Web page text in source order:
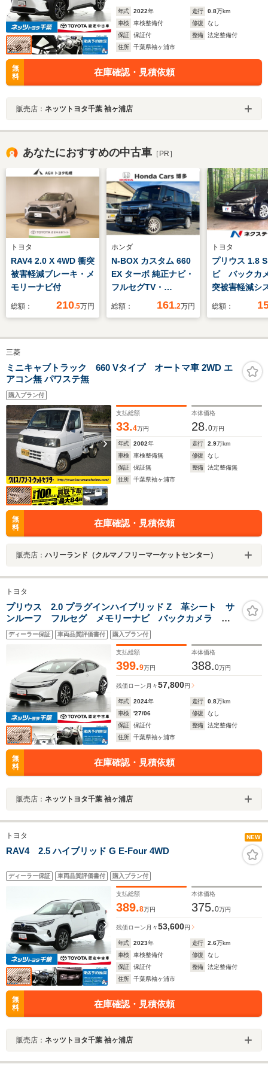
年式 2022年 走行 0.8万km
車検
車検整備付 修復
なし
保証
保証付 整備
法定整備付
住所
千葉県袖ヶ浦市
無
料
在庫確認・見積依頼
販売店： ネッツトヨタ千葉 袖ヶ浦店
あなたにおすすめの中古車 ［PR］
トヨタ
RAV4 2.0 X 4WD 衝突
被害軽減ブレーキ・メ
モリーナビ付
総額： 210.5万円
ホンダ
N-BOX カスタム 660
EX ターボ 純正ナビ・
フルセグTV・
Bluetooth・CD/DVD
ター・ターボ・両側電
クモニター・ETC・ホ
総額： 161.2万円
トヨタ
プリウス 1.8
ビ バックカ
突被害軽減
レーダーク
サー スマー
正15インチ
オートハイビ
総額：
三菱
ミニキャブトラック 660 Vタイプ オートマ車 2WD エ
アコン無 パワステ無
購入プラン付
支払総額
33.4万円
本体価格
28.0万円
年式 2002年 走行 2.9万km
車検
車検整備無 修復
なし
保証
保証無 整備
法定整備無
住所
千葉県袖ヶ浦市
無
料
在庫確認・見積依頼
販売店： ハリーランド（クルマノフリーマーケットセンター）
トヨタ
プリウス 2.0 プラグインハイブリッド Z 革シート サ
ンルーフ フルセグ メモリーナビ バックカメラ ド
ラレコ 衝突被害軽減システム ETC LEDヘッドラン
プ ミュージックプレイヤー接続可 記録簿 安全装
備 オートクルーズコントロール
ディーラー保証 車両品質評価書付 購入プラン付
支払総額
399.9万円
本体価格
388.0万円
残価ローン 月々57,800円
年式 2024年 走行 0.8万km
車検
'27/06 修復
なし
保証
保証付 整備
法定整備付
住所
千葉県袖ヶ浦市
無
料
在庫確認・見積依頼
販売店： ネッツトヨタ千葉 袖ヶ浦店
トヨタ NEW
RAV4 2.5 ハイブリッド G E-Four 4WD
ディーラー保証 車両品質評価書付 購入プラン付
支払総額
389.8万円
本体価格
375.0万円
残価ローン 月々53,600円
年式 2023年 走行 2.6万km
車検
車検整備付 修復
なし
保証
保証付 整備
法定整備付
住所
千葉県袖ヶ浦市
無
料
在庫確認・見積依頼
販売店： ネッツトヨタ千葉 袖ヶ浦店